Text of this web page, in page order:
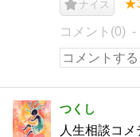
ナイス
コメント(0)
つくし
人生相談コ